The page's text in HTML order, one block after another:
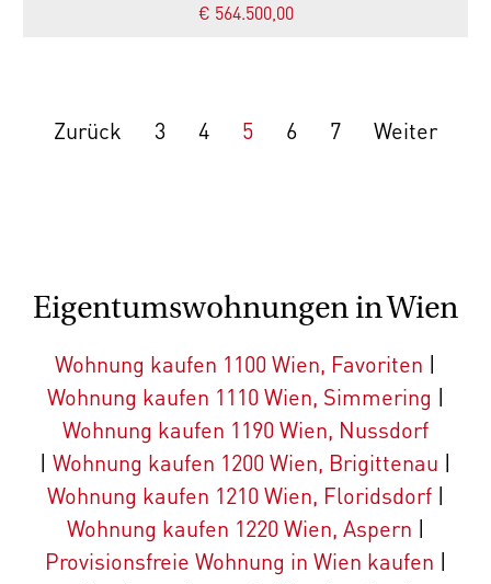
€ 564.500,00
Zurück 3 4 5 6 7 Weiter
Eigentumswohnungen in Wien
Wohnung kaufen 1100 Wien, Favoriten |
Wohnung kaufen 1110 Wien, Simmering |
Wohnung kaufen 1190 Wien, Nussdorf
| Wohnung kaufen 1200 Wien, Brigittenau |
Wohnung kaufen 1210 Wien, Floridsdorf|
Wohnung kaufen 1220 Wien, Aspern |
Provisionsfreie Wohnung in Wien kaufen |